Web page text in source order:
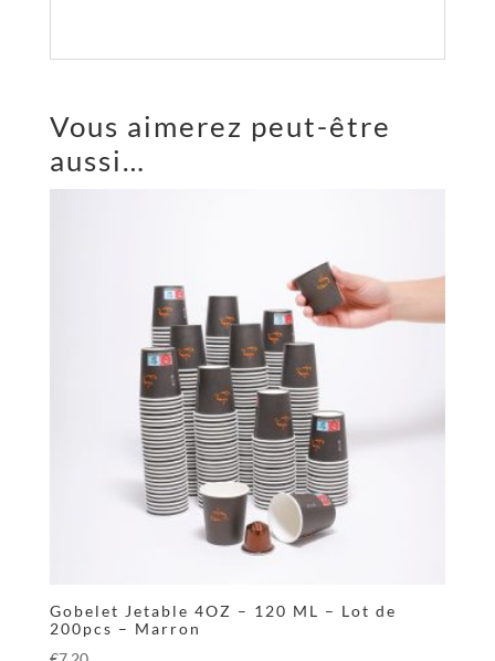
Vous aimerez peut-être
aussi…
Gobelet Jetable 4OZ – 120 ML – Lot de
200pcs – Marron